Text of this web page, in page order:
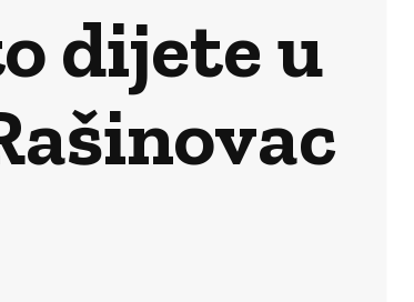
dijete u